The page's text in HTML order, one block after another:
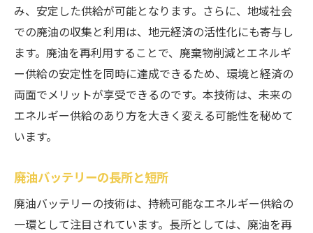
み、安定した供給が可能となります。さらに、地域社会
での廃油の収集と利用は、地元経済の活性化にも寄与し
ます。廃油を再利用することで、廃棄物削減とエネルギ
ー供給の安定性を同時に達成できるため、環境と経済の
両面でメリットが享受できるのです。本技術は、未来の
エネルギー供給のあり方を大きく変える可能性を秘めて
います。
廃油バッテリーの長所と短所
廃油バッテリーの技術は、持続可能なエネルギー供給の
一環として注目されています。長所としては、廃油を再